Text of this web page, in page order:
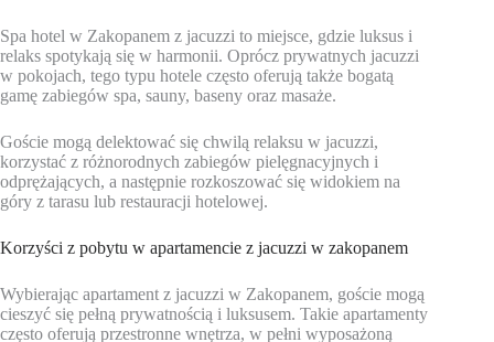
Spa hotel w Zakopanem z jacuzzi to miejsce, gdzie luksus i
relaks spotykają się w harmonii. Oprócz prywatnych jacuzzi
w pokojach, tego typu hotele często oferują także bogatą
gamę zabiegów spa, sauny, baseny oraz masaże.
Goście mogą delektować się chwilą relaksu w jacuzzi,
korzystać z różnorodnych zabiegów pielęgnacyjnych i
odprężających, a następnie rozkoszować się widokiem na
góry z tarasu lub restauracji hotelowej.
Korzyści z pobytu w apartamencie z jacuzzi w zakopanem
Wybierając apartament z jacuzzi w Zakopanem, goście mogą
cieszyć się pełną prywatnością i luksusem. Takie apartamenty
często oferują przestronne wnętrza, w pełni wyposażoną